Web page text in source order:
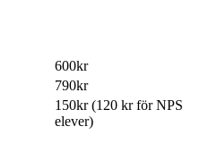
600kr
790kr
150kr (120 kr för NPS
elever)